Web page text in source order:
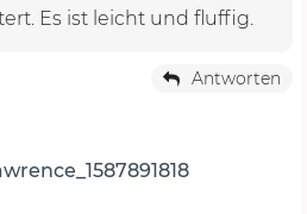
Es ist leicht und fluffig.
Antworten